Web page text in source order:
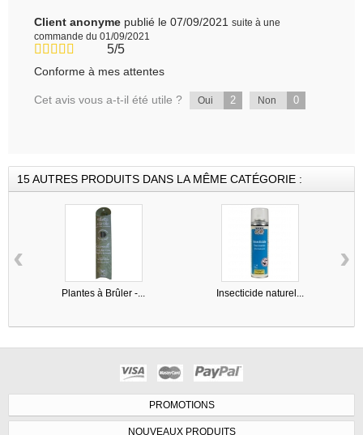
Client anonyme publié le 07/09/2021 suite à une
commande du 01/09/2021
5/5
Conforme à mes attentes
Cet avis vous a-t-il été utile ? Oui 2 Non 0
15 AUTRES PRODUITS DANS LA MÊME CATÉGORIE :
Plantes à Brûler -... Insecticide naturel...
‹ ›
PROMOTIONS
NOUVEAUX PRODUITS